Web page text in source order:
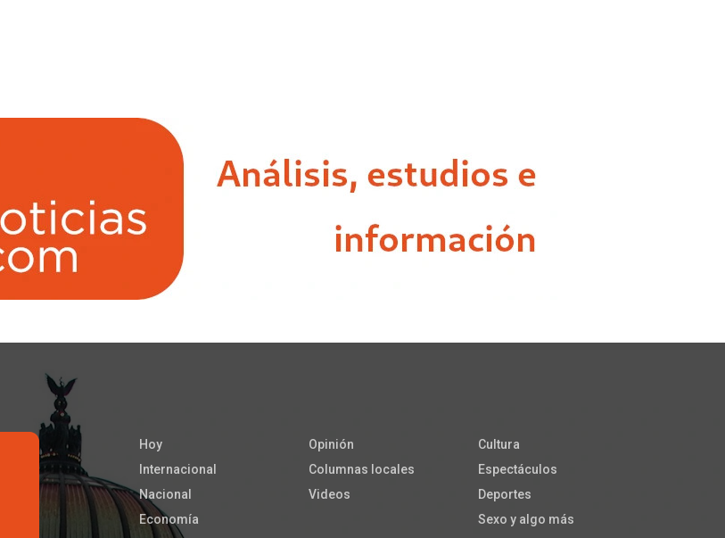
Hoy
Internacional
Nacional
Economía
Opinión
Columnas locales
Videos
Cultura
Espectáculos
Deportes
Sexo y algo más